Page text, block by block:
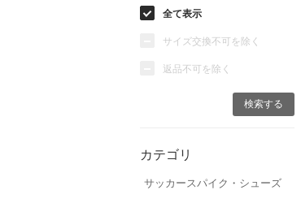
全て表示
サイズ交換不可を除く
返品不可を除く
カテゴリ
サッカースパイク・シューズ